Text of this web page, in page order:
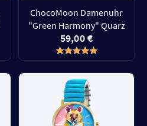
ChocoMoon Damenuhr
"Green Harmony" Quarz
59,00 €